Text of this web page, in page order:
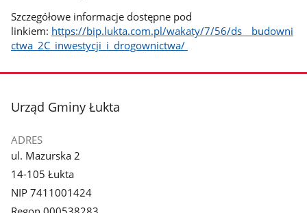
Szczegółowe informacje dostępne pod
linkiem: https://bip.lukta.com.pl/wakaty/7/56/ds__budowni
ctwa_2C_inwestycji_i_drogownictwa/
stopka
Urząd Gminy Łukta
ADRES
ul. Mazurska 2
14-105 Łukta
NIP 7411001424